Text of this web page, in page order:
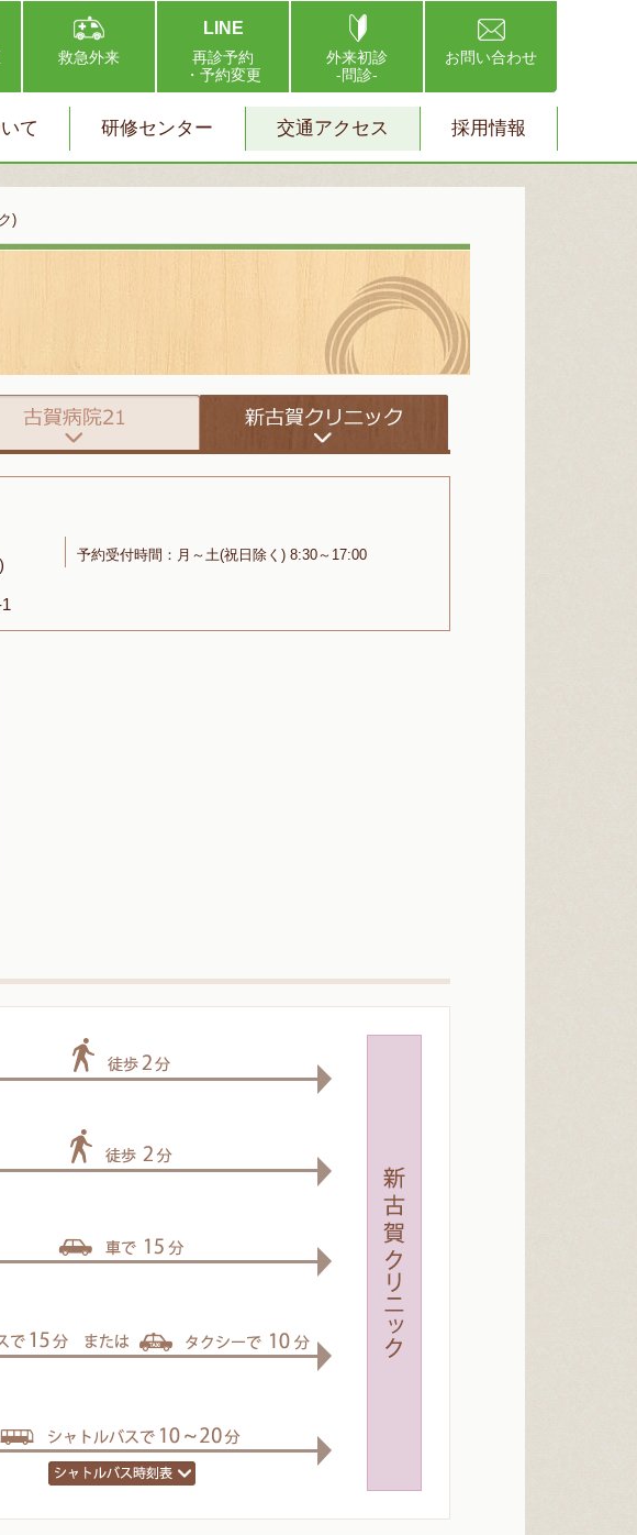
救急外来
LINE
再診予約
・予約変更
外来初診
-問診-
お問い合わせ
て 研修センター 交通アクセス 採用情報
)
予約受付時間：月～土(祝日除く) 8:30～17:00